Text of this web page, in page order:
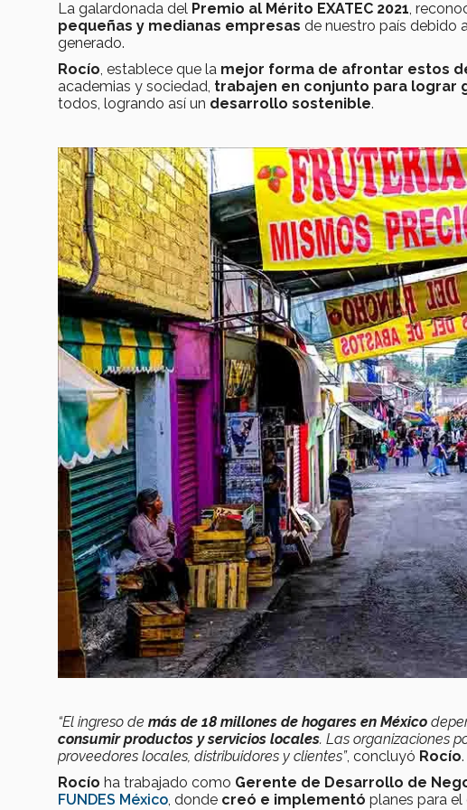
La galardonada del Premio al Mérito EXATEC 2021,
pequeñas y medianas empresas de nuestro país debido
generado.
Rocío, establece que la mejor forma de afrontar estos
academias y sociedad, trabajen en conjunto para lograr
todos, logrando así un desarrollo sostenible.
“El ingreso de más de 18 millones de hogares en México
consumir productos y servicios locales. Las organizaciones
proveedores locales, distribuidores y clientes”, concluyó Rocío.
Rocío ha trabajado como Gerente de Desarrollo de
FUNDES México, donde creó e implementó planes para